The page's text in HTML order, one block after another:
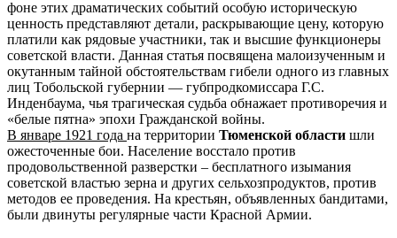
фоне этих драматических событий особую историческую
ценность представляют детали, раскрывающие цену, которую
платили как рядовые участники, так и высшие функционеры
советской власти. Данная статья посвящена малоизученным и
окутанным тайной обстоятельствам гибели одного из главных
лиц Тобольской губернии — губпродкомиссара Г.С.
Инденбаума, чья трагическая судьба обнажает противоречия и
«белые пятна» эпохи Гражданской войны.
В январе 1921 года на территории Тюменской области шли
ожесточенные бои. Население восстало против
продовольственной разверстки – бесплатного изымания
советской властью зерна и других сельхозпродуктов, против
методов ее проведения. На крестьян, объявленных бандитами,
были двинуты регулярные части Красной Армии.